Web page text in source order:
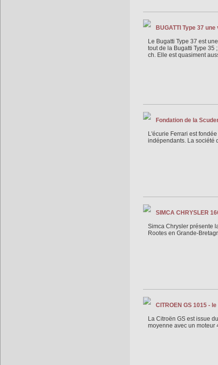
BUGATTI Type 37
Le Bugatti Type 37 est
tout de la Bugatti Type 35
ch. Elle est quasiment
Fondation de la
L'écurie Ferrari est
indépendants. La société
SIMCA CHRYSLER
Simca Chrysler présente
Rootes en Grande-
CITROEN GS 1015 -
La Citroën GS est issue
moyenne avec un